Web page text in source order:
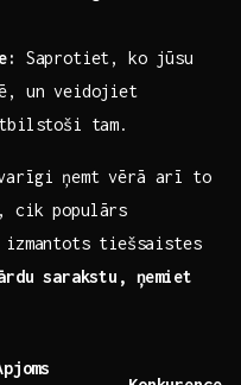
Saprotiet, ko jūsu
un ​veidojiet
tam.
ņemt vērā arī to
cik populārs
⁣tiešsaistes
⁢sarakstu, ņemiet